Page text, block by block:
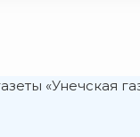
«Унечская